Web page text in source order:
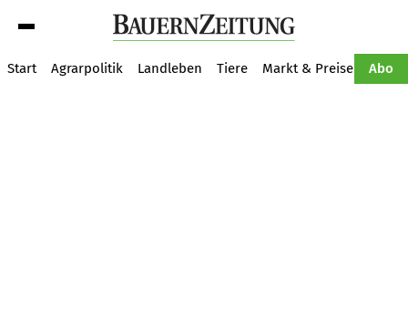
Start Agrarpolitik Landleben Tiere Markt & Preise Abo